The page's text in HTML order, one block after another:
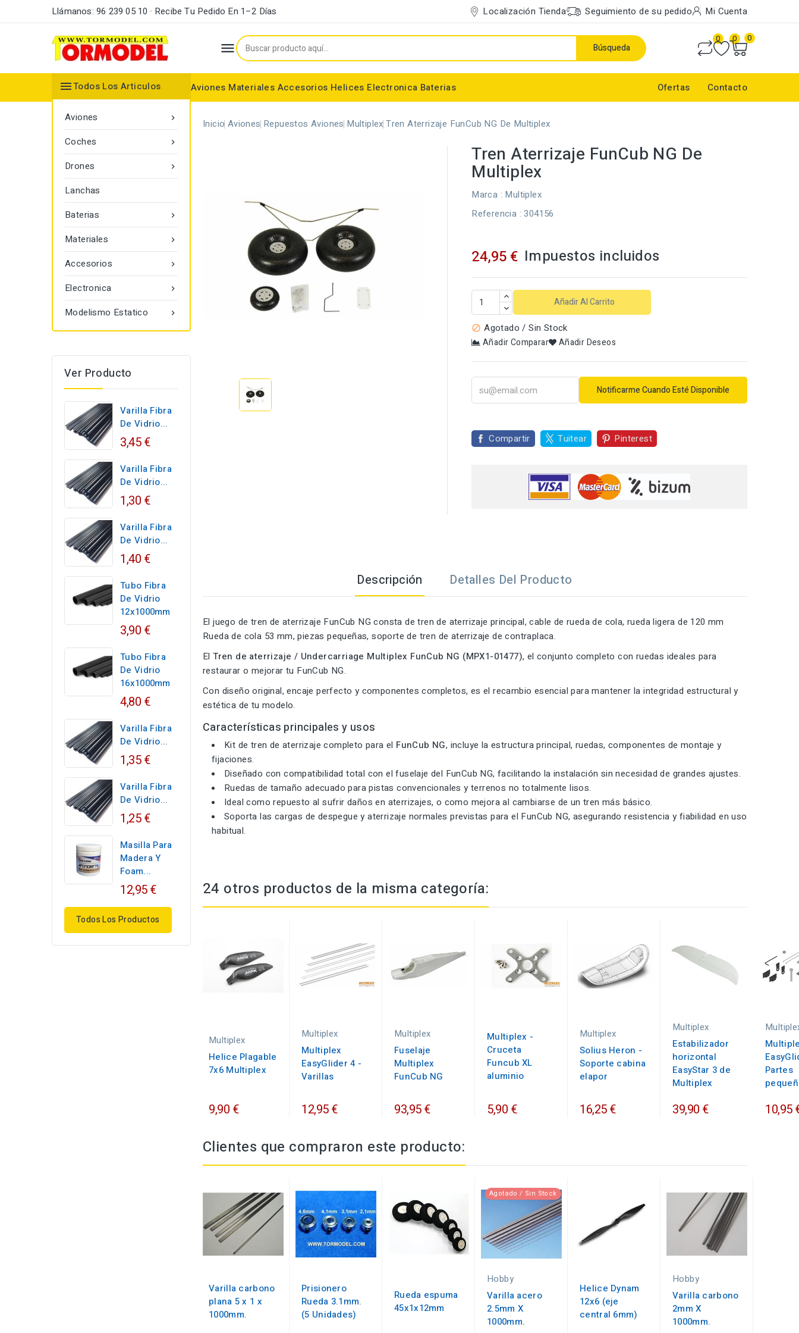
Llámanos: 96 239 05 10 · Recibe Tu Pedido En 1–2 Días Localización Tienda Seguimiento de su pedido Mi Cuenta
 Búsqueda
0 0 0
Aviones Materiales Accesorios Helices Electronica Baterias Ofertas Contacto
Todos Los Articulos

Aviones

Coches

Drones
Lanchas

Baterias

Materiales

Accesorios

Electronica

Modelismo Estatico
Ver Producto
Varilla Fibra
De Vidrio...
3,45 €
Varilla Fibra
De Vidrio...
1,30 €
Varilla Fibra
De Vidrio...
1,40 €
Tubo Fibra
De Vidrio
12x1000mm
3,90 €
Tubo Fibra
De Vidrio
16x1000mm
4,80 €
Varilla Fibra
De Vidrio...
1,35 €
Varilla Fibra
De Vidrio...
1,25 €
Masilla Para
Madera Y
Foam...
12,95 €
Todos Los Productos
Inicio Aviones Repuestos Aviones Multiplex Tren Aterrizaje FunCub NG De Multiplex
Tren Aterrizaje FunCub NG De
Multiplex
Marca : Multiplex
Referencia : 304156
24,95 € Impuestos incluidos
Añadir Al Carrito
 Agotado / Sin Stock
Añadir Comparar Añadir Deseos
Notificarme Cuando Esté Disponible
Compartir Tuitear Pinterest
Descripción Detalles Del Producto
El juego de tren de aterrizaje FunCub NG consta de tren de aterrizaje principal, cable de rueda de cola, rueda ligera de 120 mm
Rueda de cola 53 mm, piezas pequeñas, soporte de tren de aterrizaje de contraplaca.
ElTren de aterrizaje / Under­carriage Multiplex FunCub NG (MPX1-01477), el conjunto completo con ruedas ideales para
restaurar o mejorar tu FunCub NG.
Con diseño original, encaje perfecto y componentes completos, es el recambio esencial para mantener la integridad estructural y
estética de tu modelo.
Características principales y usos
Kit de tren de aterrizaje completo para el FunCub NG, incluye la estructura principal, ruedas, componentes de montaje y
fijaciones.
Diseñado con compatibilidad total con el fuselaje del FunCub NG, facilitando la instalación sin necesidad de grandes ajustes.
Ruedas de tamaño adecuado para pistas convencionales y terrenos no totalmente lisos.
Ideal como repuesto al sufrir daños en aterrizajes, o como mejora al cambiarse de un tren más básico.
Soporta las cargas de despegue y aterrizaje normales previstas para el FunCub NG, asegurando resistencia y fiabilidad en uso
habitual.
24 otros productos de la misma categoría:
Multiplex
Helice Plagable
7x6 Multiplex
9,90 €
Multiplex
Multiplex
EasyGlider 4 -
Varillas
12,95 €
Multiplex
Fuselaje
Multiplex
FunCub NG
93,95 €
Multiplex -
Cruceta
Funcub XL
aluminio
5,90 €
Multiplex
Solius Heron -
Soporte cabina
elapor
16,25 €
Multiplex
Estabilizador
horizontal
EasyStar 3 de
Multiplex
39,90 €
Partes
10,95
Clientes que compraron este producto:
Varilla carbono
plana 5 x 1 x
1000mm.
Prisionero
Rueda 3.1mm.
(5 Unidades)
Rueda espuma
45x1x12mm
Agotado / Sin Stock
Hobby
Varilla acero
2.5mm X
1000mm.
Helice Dynam
12x6 (eje
central 6mm)
Hobby
Varilla carbono
2mm X
1000mm.